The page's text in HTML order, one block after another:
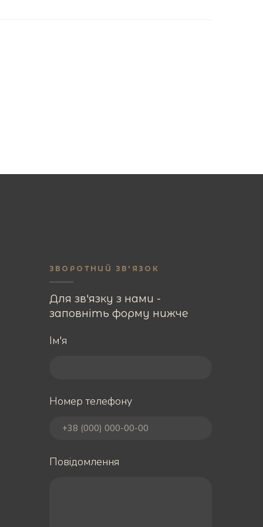
ЗВОРОТНИЙ ЗВ'ЯЗОК
Для зв'язку з нами -
заповніть форму нижче
Ім'я
Номер телефону
Повідомлення